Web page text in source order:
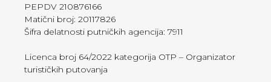
PEPDV 210876166
Matični broj: 20117826
Šifra delatnosti putničkih agencija: 7911
Licenca broj 64/2022 kategorija OTP – Organizator
turističkih putovanja